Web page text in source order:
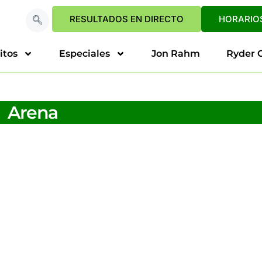
RESULTADOS EN DIRECTO
Especiales Jon Rahm Ryder
Arena